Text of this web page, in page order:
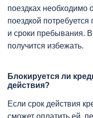
поездках необходимо
поездкой потребуется
и сроки пребывания.
получится избежать.
Блокируется ли
действия?
Если срок действия
сможет оплатить ей,